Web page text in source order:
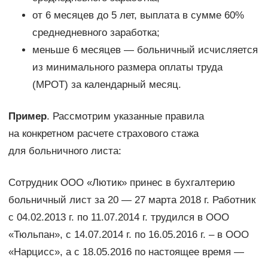
от 6 месяцев до 5 лет, выплата в сумме 60%
среднедневного заработка;
меньше 6 месяцев — больничный исчисляется
из минимального размера оплаты труда
(МРОТ) за календарный месяц.
Пример. Рассмотрим указанные правила
на конкретном расчете страхового стажа
для больничного листа:
Сотрудник ООО «Лютик» принес в бухгалтерию
больничный лист за 20 — 27 марта 2018 г. Работник
с 04.02.2013 г. по 11.07.2014 г. трудился в ООО
«Тюльпан», с 14.07.2014 г. по 16.05.2016 г. – в ООО
«Нарцисс», а с 18.05.2016 по настоящее время —